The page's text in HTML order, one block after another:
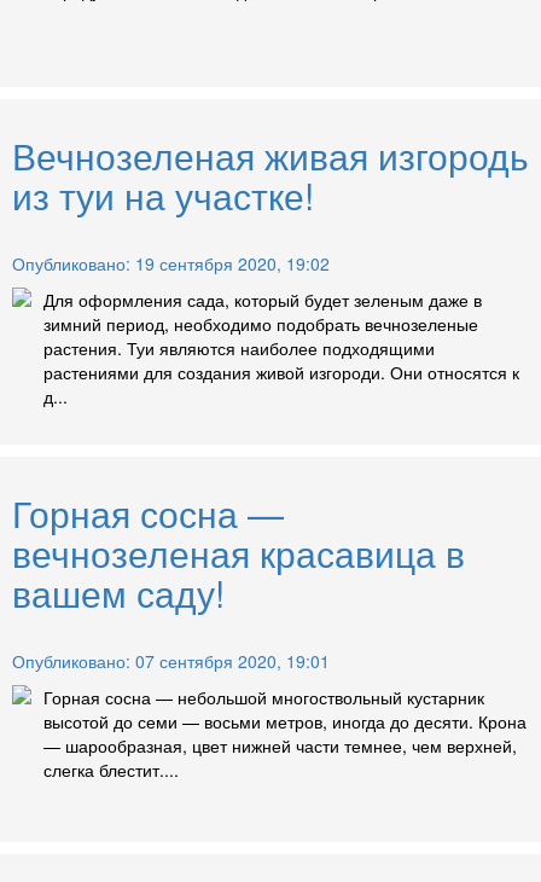
Вечнозеленая живая изгородь
из туи на участке!
Опубликовано: 19 сентября 2020, 19:02
Для оформления сада, который будет зеленым даже в
зимний период, необходимо подобрать вечнозеленые
растения. Туи являются наиболее подходящими
растениями для создания живой изгороди. Они относятся к
д...
Горная сосна —
вечнозеленая красавица в
вашем саду!
Опубликовано: 07 сентября 2020, 19:01
Горная сосна — небольшой многоствольный кустарник
высотой до семи — восьми метров, иногда до десяти. Крона
— шарообразная, цвет нижней части темнее, чем верхней,
слегка блестит....